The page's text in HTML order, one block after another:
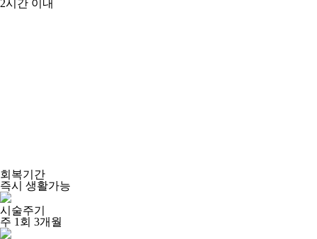
2시간 이내
회복기간
즉시 생활가능
시술주기
주 1회 3개월